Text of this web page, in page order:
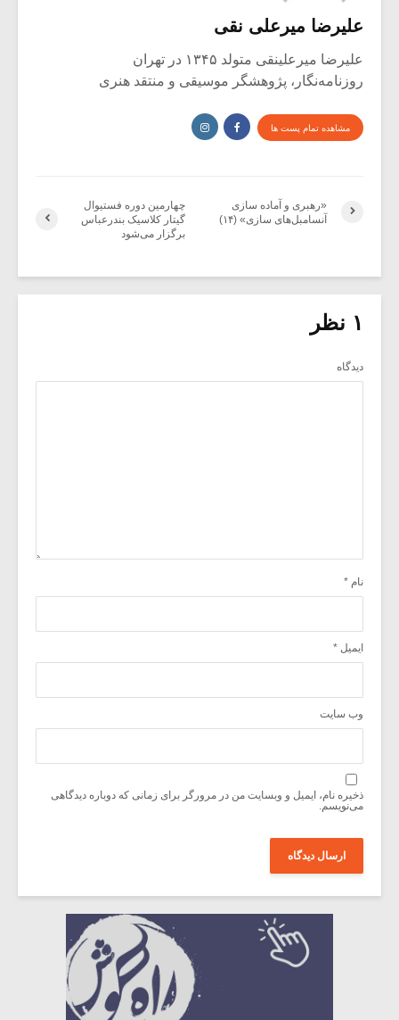
علیرضا میرعلی نقی
علیرضا میرعلینقی متولد ۱۳۴۵ در تهران
روزنامه‌نگار، پژوهشگر موسیقی و منتقد هنری
مشاهده تمام پست ها
چهارمین دوره فستیوال
گیتار کلاسیک بندرعباس
برگزار می‌شود
«رهبری و آماده سازی
آنسامبل‌های سازی» (۱۴)
۱ نظر
دیدگاه
نام *
ایمیل *
وب‌ سایت
ذخیره نام، ایمیل و وبسایت من در مرورگر برای زمانی که دوباره دیدگاهی
می‌نویسم.